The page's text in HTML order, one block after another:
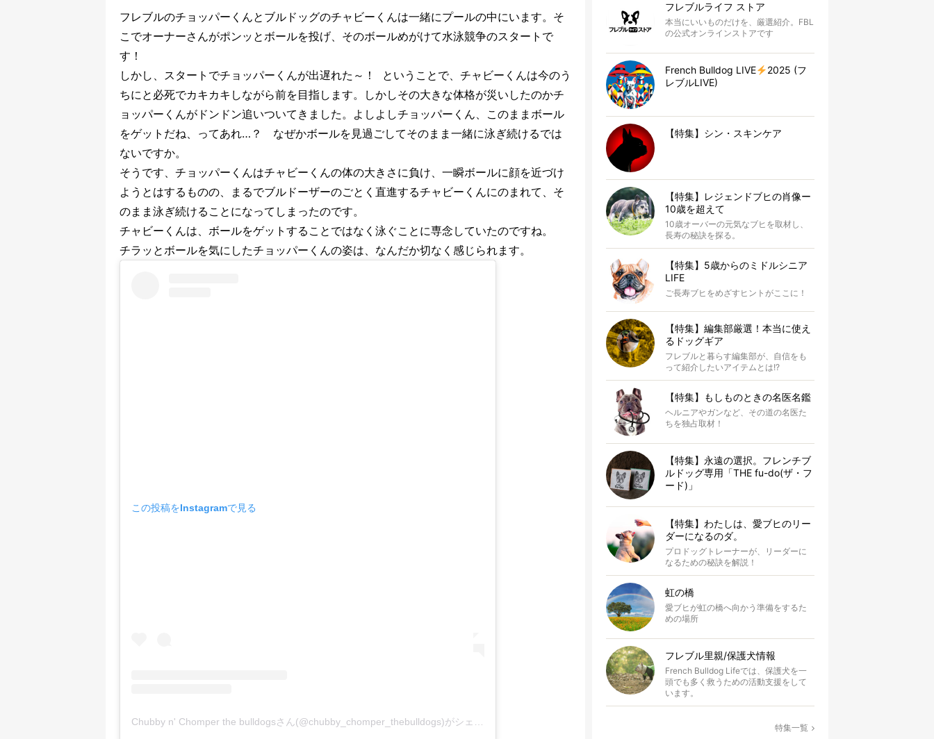
フレブルのチョッパーくんとブルドッグのチャビーくんは一緒にプールの中にいます。そ
こでオーナーさんがポンッとボールを投げ、そのボールめがけて水泳競争のスタートで
す！
しかし、スタートでチョッパーくんが出遅れた～！ ということで、チャビーくんは今のう
ちにと必死でカキカキしながら前を目指します。しかしその大きな体格が災いしたのかチ
ョッパーくんがドンドン追いついてきました。よしよしチョッパーくん、このままボール
をゲットだね、ってあれ…？ なぜかボールを見過ごしてそのまま一緒に泳ぎ続けるでは
ないですか。
そうです、チョッパーくんはチャビーくんの体の大きさに負け、一瞬ボールに顔を近づけ
ようとはするものの、まるでブルドーザーのごとく直進するチャビーくんにのまれて、そ
のまま泳ぎ続けることになってしまったのです。
チャビーくんは、ボールをゲットすることではなく泳ぐことに専念していたのですね。
チラッとボールを気にしたチョッパーくんの姿は、なんだか切なく感じられます。
この投稿をInstagramで見る
フレブルライフ ストア
本当にいいものだけを、厳選紹介。FBL
の公式オンラインストアです
French Bulldog LIVE
2025 (フ
レブルLIVE)
【特集】シン・スキンケア
【特集】レジェンドブヒの肖像ー
10歳を超えて
10歳オーバーの元気なブヒを取材し、
長寿の秘訣を探る。
【特集】5歳からのミドルシニア
LIFE
ご長寿ブヒをめざすヒントがここに！
【特集】編集部厳選！本当に使え
るドッグギア
フレブルと暮らす編集部が、自信をも
って紹介したいアイテムとは!?
【特集】もしものときの名医名鑑
ヘルニアやガンなど、その道の名医た
ちを独占取材！
【特集】永遠の選択。フレンチブ
ルドッグ専用「THE fu-do(ザ・フ
ード)」
【特集】わたしは、愛ブヒのリー
ダーになるのダ。
プロドッグトレーナーが、リーダーに
なるための秘訣を解説！
虹の橋
愛ブヒが虹の橋へ向かう準備をするた
めの場所
フレブル里親/保護犬情報
French Bulldog Lifeでは、保護犬を一
頭でも多く救うための活動支援をして
います。
特集一覧